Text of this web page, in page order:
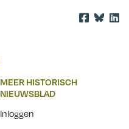
MEER HISTORISCH
NIEUWSBLAD
Inloggen